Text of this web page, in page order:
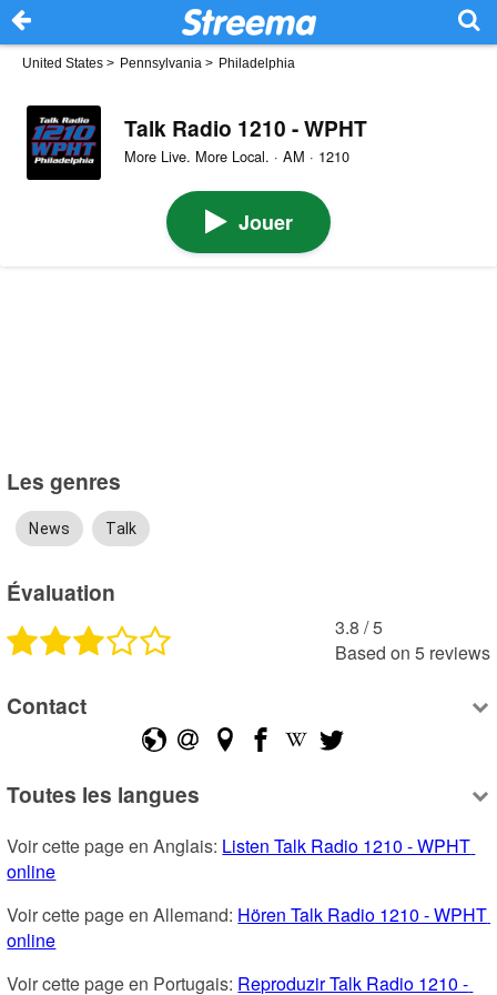
United States > Pennsylvania > Philadelphia
Talk Radio 1210 - WPHT
More Live. More Local. · AM · 1210
Jouer
Les genres
News Talk
Évaluation
3.8 /5
Based on 5 reviews
Contact
Toutes les langues
Voir cette page en Anglais: Listen Talk Radio 1210 - WPHT
online
Voir cette page en Allemand: Hören Talk Radio 1210 - WPHT
online
Voir cette page en Portugais: Reproduzir Talk Radio 1210 -